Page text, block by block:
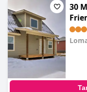
30
By